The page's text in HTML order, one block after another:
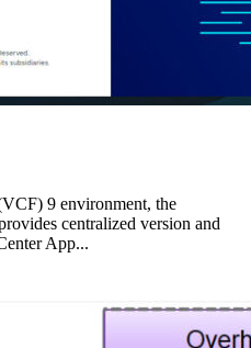
9 environment, the
centralized version and
App...